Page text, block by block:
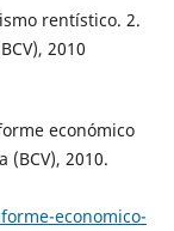
rentístico. 2.
2010
económico
(BCV), 2010.
economico-